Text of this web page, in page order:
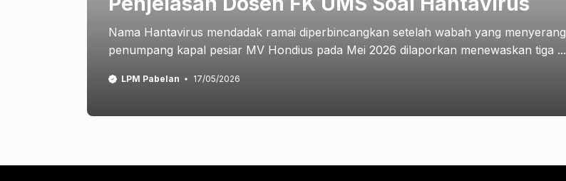
Nama Hantavirus mendadak ramai diperbincangkan setelah wabah yang menyerang
penumpang kapal pesiar MV Hondius pada Mei 2026 dilaporkan menewaskan tiga ...
LPM Pabelan 17/05/2026